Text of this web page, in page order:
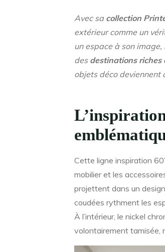
Avec sa collection
extérieur comme un
un espace à son
des destinations riches
objets déco deviennent
Cette ligne inspiration
mobilier et les
projettent dans un
coudées rythment les
À l’intérieur, le nickel
volontairement tamisée,